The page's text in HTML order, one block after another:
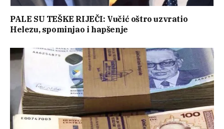
PALE SU TEŠKE RIJEČI: Vučić oštro uzvratio
Helezu, spominjao i hapšenje